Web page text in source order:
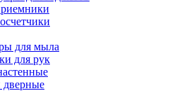
для мыла
для рук
дверные